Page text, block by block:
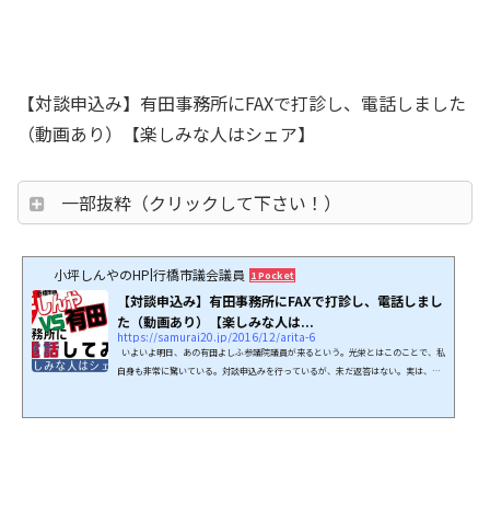
【対談申込み】有田事務所にFAXで打診し、電話しました
（動画あり）【楽しみな人はシェア】
一部抜粋（クリックして下さい！）
小坪しんやのHP|行橋市議会議員 1 Pocket
【対談申込み】有田事務所にFAXで打診し、電話しまし
た（動画あり）【楽しみな人は...
https://samurai20.jp/2016/12/arita-6
いよいよ明日、あの有田よしふ参議院議員が来るという。光栄とはこのことで、私
自身も非常に驚いている。対談申込みを行っているが、未だ返答はない。実は、昨